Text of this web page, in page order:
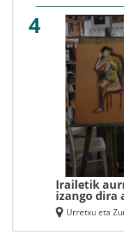
4
Irailetik
izango dira
Urretxu eta